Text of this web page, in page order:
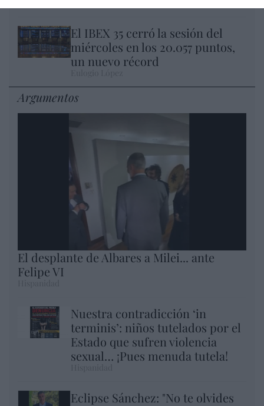
El IBEX 35 cerró la sesión del
miércoles en los 20.057 puntos,
un nuevo récord
Argumentos
El desplante de Albares a Milei... ante
Felipe VI
Nuestra contradicción ‘in
terminis’: niños tutelados por el
Estado que sufren violencia
sexual… ¡Pues menuda tutela!
Eclipse Sánchez: "No te olvides